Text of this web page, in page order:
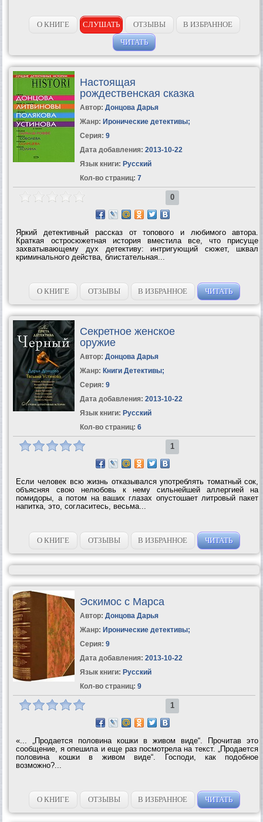
О КНИГЕ СЛУШАТЬ ОТЗЫВЫ
В ИЗБРАННОЕ
ЧИТАТЬ
Настоящая
рождественская сказка
Автор: Донцова Дарья
Жанр: Иронические детективы;
Серия: 9
Дата добавления: 2013-10-22
Язык книги: Русский
Кол-во страниц: 7
0
Яркий детективный рассказ от топового и любимого автора.
Краткая остросюжетная история вместила все, что присуще
захватывающему дух детективу: интригующий сюжет, шквал
криминального действа, блистательная...
О КНИГЕ ОТЗЫВЫ В ИЗБРАННОЕ ЧИТАТЬ
Секретное женское
оружие
Автор: Донцова Дарья
Жанр: Книги Детективы;
Серия: 9
Дата добавления: 2013-10-22
Язык книги: Русский
Кол-во страниц: 6
1
Если человек всю жизнь отказывался употреблять томатный сок,
объясняя свою нелюбовь к нему сильнейшей аллергией на
помидоры, а потом на ваших глазах опустошает литровый пакет
напитка, это, согласитесь, весьма...
О КНИГЕ ОТЗЫВЫ В ИЗБРАННОЕ ЧИТАТЬ
Эскимос с Марса
Автор: Донцова Дарья
Жанр: Иронические детективы;
Серия: 9
Дата добавления: 2013-10-22
Язык книги: Русский
Кол-во страниц: 9
1
«... „Продается половина кошки в живом виде“. Прочитав это
сообщение, я опешила и еще раз посмотрела на текст. „Продается
половина кошки в живом виде“. Господи, как подобное
возможно?...
О КНИГЕ ОТЗЫВЫ В ИЗБРАННОЕ ЧИТАТЬ